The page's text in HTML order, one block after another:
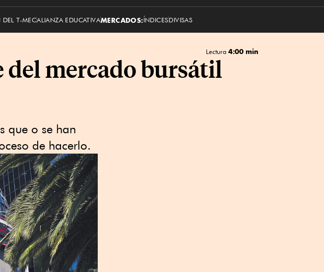
DEL T-MECALIANZA EDUCATIVAMERCADOS:ÍNDICESDIVISAS
Lectura 4:00 min
del mercado bursátil
que o se han
de hacerlo.